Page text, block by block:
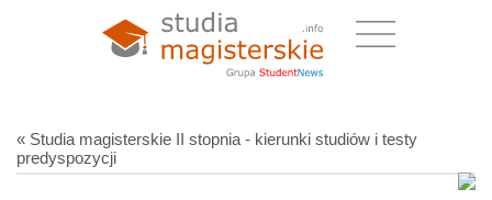
« Studia magisterskie II stopnia - kierunki studiów i testy
predyspozycji